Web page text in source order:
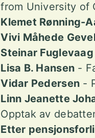
from University of
Klemet Rønning-
Vivi Måhede
Steinar Fuglevaag
Lisa B. Hansen -
Vidar Pedersen -
Linn Jeanette
Opptak av
Etter